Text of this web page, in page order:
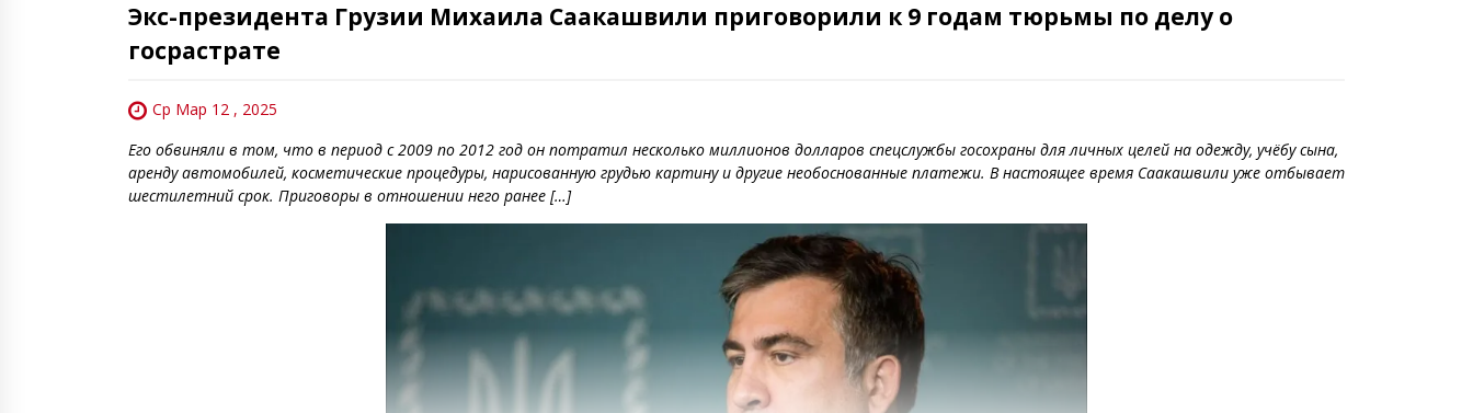
Экс-президента Грузии Михаила Саакашвили приговорили к 9 годам тюрьмы по делу о
госрастрате
Ср Мар 12 , 2025
Его обвиняли в том, что в период с 2009 по 2012 год он потратил несколько миллионов долларов спецслужбы госохраны для личных целей на одежду, учёбу сына,
аренду автомобилей, косметические процедуры, нарисованную грудью картину и другие необоснованные платежи. В настоящее время Саакашвили уже отбывает
шестилетний срок. Приговоры в отношении него ранее […]